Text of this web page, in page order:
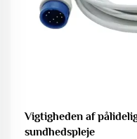
Vigtigheden af
sundhedspleje